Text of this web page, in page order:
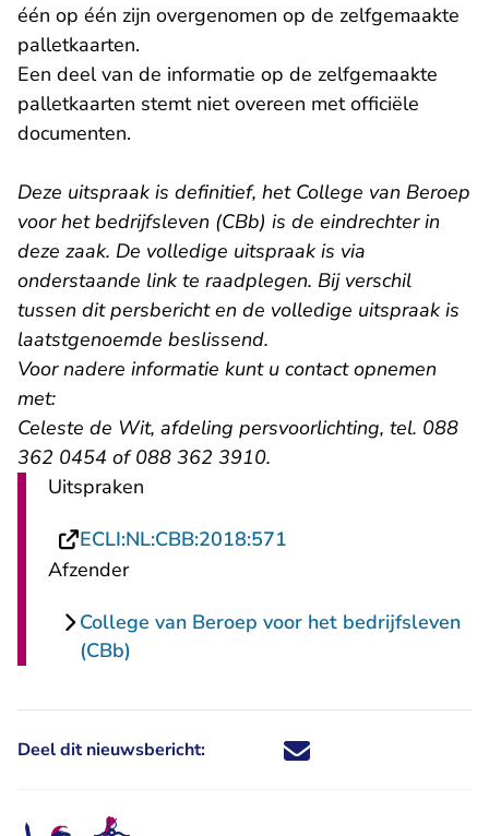
één op één zijn overgenomen op de zelfgemaakte
palletkaarten.
Een deel van de informatie op de zelfgemaakte
palletkaarten stemt niet overeen met officiële
documenten.
Deze uitspraak is definitief, het College van Beroep
voor het bedrijfsleven (CBb) is de eindrechter in
deze zaak. De volledige uitspraak is via
onderstaande link te raadplegen. Bij verschil
tussen dit persbericht en de volledige uitspraak is
laatstgenoemde beslissend.
Voor nadere informatie kunt u contact opnemen
met:
Celeste de Wit, afdeling persvoorlichting, tel. 088
362 0454 of 088 362 3910.
Uitspraken
ECLI:NL:CBB:2018:571
Afzender
College van Beroep voor het bedrijfsleven
(CBb)
Deel dit nieuwsbericht: Deel dit nieuwsbericht via X -
Deel dit nieuwsbericht via
Deel dit nieuwsbericht
Deel dit